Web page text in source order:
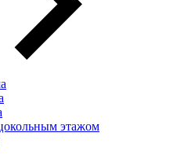
этажом